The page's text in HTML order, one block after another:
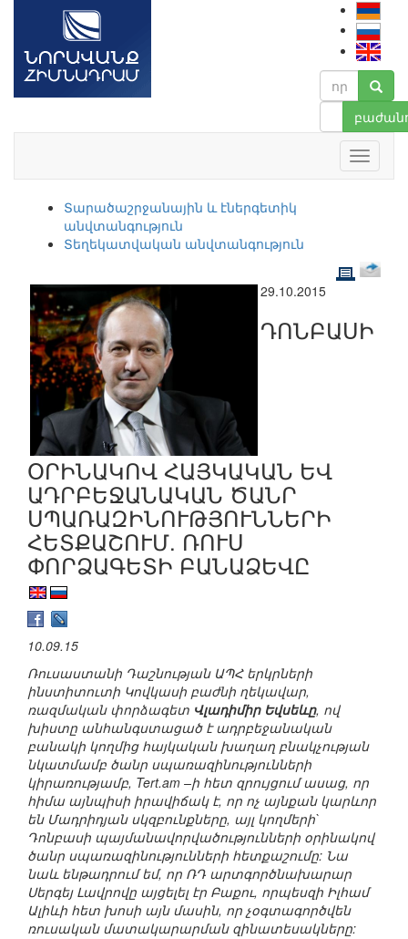
Տարածաշրջանային և էներգետիկ
անվտանգություն
Տեղեկատվական անվտանգություն
29.10.2015
ԴՈՆԲԱՍԻ
ՕՐԻՆԱԿՈՎ ՀԱՅԿԱԿԱՆ ԵՎ
ԱԴՐԲԵՋԱՆԱԿԱՆ ԾԱՆՐ
ՍՊԱՌԱԶԻՆՈՒԹՅՈՒՆՆԵՐԻ
ՀԵՏՔԱՇՈՒՄ. ՌՈՒՍ
ՓՈՐՁԱԳԵՏԻ ԲԱՆԱՁԵՎԸ
10.09.15
Ռուսաստանի Դաշնության ԱՊՀ երկրների
ինստիտուտի Կովկասի բաժնի ղեկավար,
ռազմական փորձագետ Վլադիմիր Եվսեևը, ով
խիստը անհանգստացած է ադրբեջանական
բանակի կողմից հայկական խաղաղ բնակչության
նկատմամբ ծանր սպառազինությունների
կիրառությամբ, Tert.am –ի հետ զրույցում ասաց, որ
հիմա այնպիսի իրավիճակ է, որ ոչ այնքան կարևոր
են Մադրիդյան սկզբունքները, այլ կողմերի`
Դոնբասի պայմանավորվածությունների օրինակով
ծանր սպառազինությունների հետքաշումը: Նա
նաև ենթադրում եմ, որ ՌԴ արտգործնախարար
Սերգեյ Լավրովը այցելել էր Բաքու, որպեսզի Իլհամ
Ալիևի հետ խոսի այն մասին, որ չօգտագործվեն
ռուսական մատակարարման զինատեսակները: